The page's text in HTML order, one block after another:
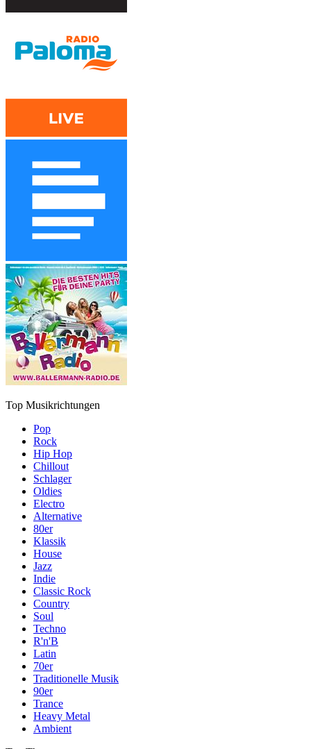
Top Musikrichtungen
Pop
Rock
Hip Hop
Chillout
Schlager
Oldies
Electro
Alternative
80er
Klassik
House
Jazz
Indie
Classic Rock
Country
Soul
Techno
R'n'B
Latin
70er
Traditionelle Musik
90er
Trance
Heavy Metal
Ambient